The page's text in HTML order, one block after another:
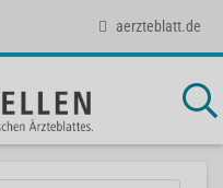
aerzteblatt.de